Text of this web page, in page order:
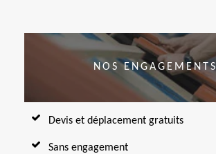
NOS ENGAGEMENTS
Devis et déplacement gratuits
Sans engagement